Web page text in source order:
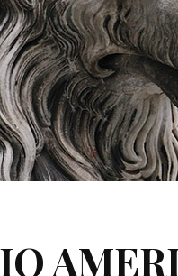
MESE:AGOSTO 2019